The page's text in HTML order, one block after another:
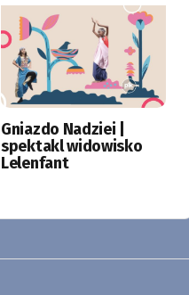
Gniazdo Nadziei |
spektakl widowisko
Lelenfant